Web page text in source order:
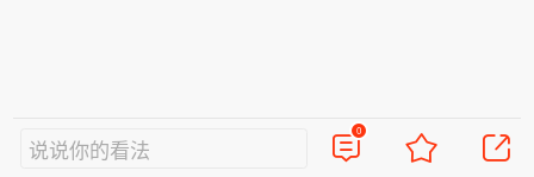
说说你的看法
0